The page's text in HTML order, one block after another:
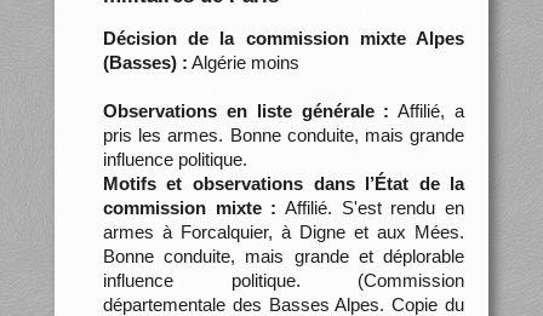
Décision de la commission mixte Alpes
(Basses) : Algérie moins
Observations en liste générale : Affilié, a
pris les armes. Bonne conduite, mais grande
influence politique.
Motifs et observations dans l’État de la
commission mixte : Affilié. S'est rendu en
armes à Forcalquier, à Digne et aux Mées.
Bonne conduite, mais grande et déplorable
influence politique. (Commission
départementale des Basses Alpes. Copie du